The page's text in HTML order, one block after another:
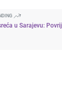
u Sarajevu: